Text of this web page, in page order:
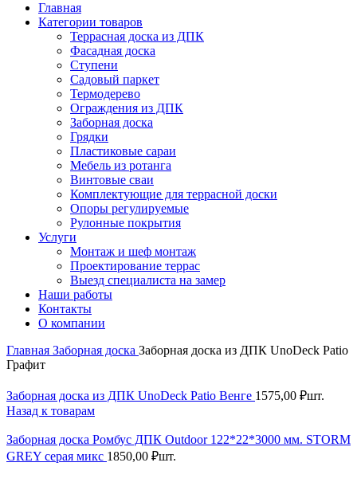
Главная
Категории товаров
Террасная доска из ДПК
Фасадная доска
Ступени
Садовый паркет
Термодерево
Ограждения из ДПК
Заборная доска
Грядки
Пластиковые сараи
Мебель из ротанга
Винтовые сваи
Комплектующие для террасной доски
Опоры регулируемые
Рулонные покрытия
Услуги
Монтаж и шеф монтаж
Проектирование террас
Выезд специалиста на замер
Наши работы
Контакты
О компании
Главная Заборная доска Заборная доска из ДПК UnoDeck Patio
Графит
Заборная доска из ДПК UnoDeck Patio Венге 1575,00 ₽шт.
Назад к товарам
Заборная доска Ромбус ДПК Outdoor 122*22*3000 мм. STORM
GREY серая микс 1850,00 ₽шт.